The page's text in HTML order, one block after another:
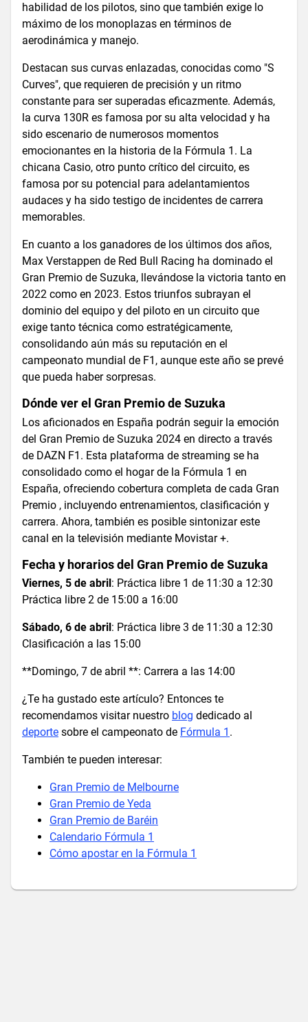
habilidad de los pilotos, sino que también exige lo
máximo de los monoplazas en términos de
aerodinámica y manejo.
Destacan sus curvas enlazadas, conocidas como "S
Curves", que requieren de precisión y un ritmo
constante para ser superadas eficazmente. Además,
la curva 130R es famosa por su alta velocidad y ha
sido escenario de numerosos momentos
emocionantes en la historia de la Fórmula 1. La
chicana Casio, otro punto crítico del circuito, es
famosa por su potencial para adelantamientos
audaces y ha sido testigo de incidentes de carrera
memorables.
En cuanto a los ganadores de los últimos dos años,
Max Verstappen de Red Bull Racing ha dominado el
Gran Premio de Suzuka, llevándose la victoria tanto en
2022 como en 2023. Estos triunfos subrayan el
dominio del equipo y del piloto en un circuito que
exige tanto técnica como estratégicamente,
consolidando aún más su reputación en el
campeonato mundial de F1, aunque este año se prevé
que pueda haber sorpresas.
Dónde ver el Gran Premio de Suzuka
Los aficionados en España podrán seguir la emoción
del Gran Premio de Suzuka 2024 en directo a través
de DAZN F1. Esta plataforma de streaming se ha
consolidado como el hogar de la Fórmula 1 en
España, ofreciendo cobertura completa de cada Gran
Premio , incluyendo entrenamientos, clasificación y
carrera. Ahora, también es posible sintonizar este
canal en la televisión mediante Movistar +.
Fecha y horarios del Gran Premio de Suzuka
Viernes, 5 de abril: Práctica libre 1 de 11:30 a 12:30
Práctica libre 2 de 15:00 a 16:00
Sábado, 6 de abril: Práctica libre 3 de 11:30 a 12:30
Clasificación a las 15:00
**Domingo, 7 de abril **: Carrera a las 14:00
¿Te ha gustado este artículo? Entonces te
recomendamos visitar nuestro blog dedicado al
deporte sobre el campeonato de Fórmula 1 .
También te pueden interesar:
Gran Premio de Melbourne
Gran Premio de Yeda
Gran Premio de Baréin
Calendario Fórmula 1
Cómo apostar en la Fórmula 1